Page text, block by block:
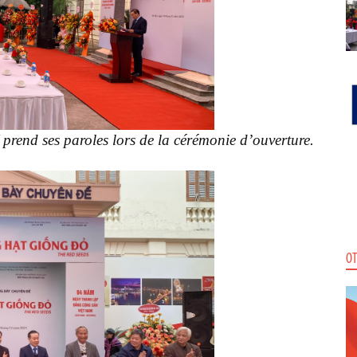
ses paroles lors de la cérémonie d’ouverture.